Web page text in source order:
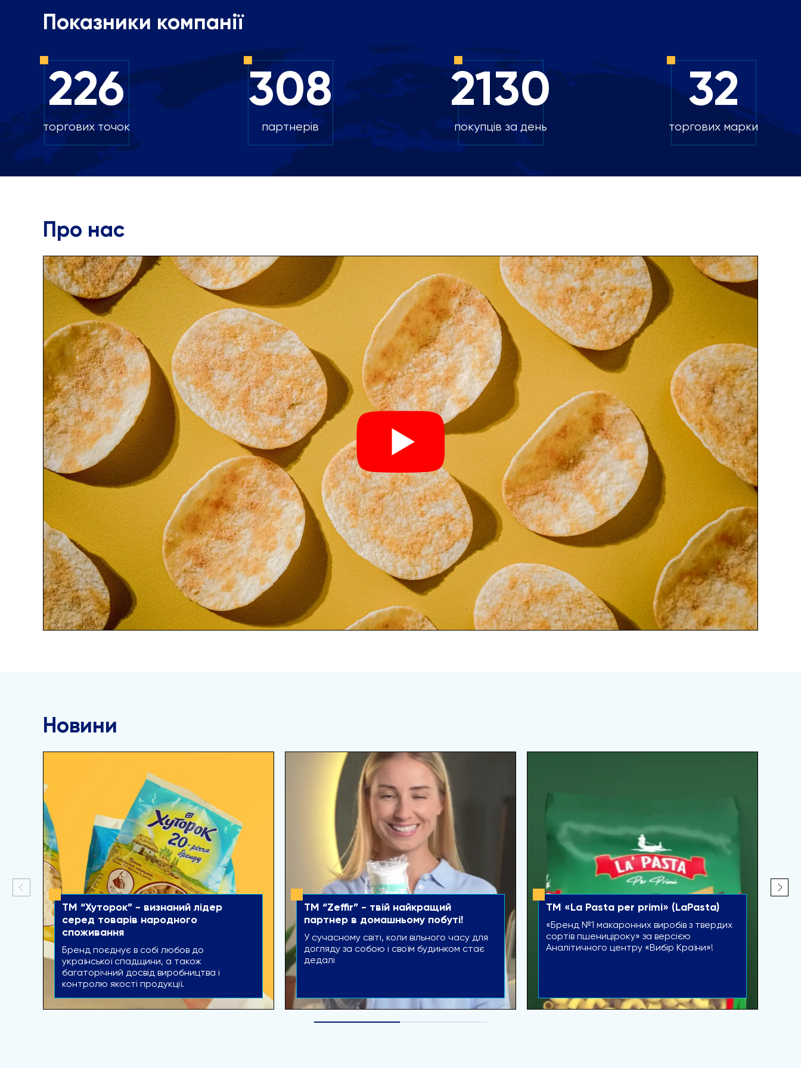
Показники компанії
226
торгових точок
308
партнерів
2130
покупців за день
32
торгових марки
Про нас
Новини
ТМ “Хуторок” - визнаний лідер
серед товарів народного
споживання
Бренд поєднує в собі любов до
української спадщини, а також
багаторічний досвід виробництва і
контролю якості продукції.
ТМ “Zeffir” - твій найкращий
партнер в домашньому побуті!
У сучасному світі, коли вільного часу для
догляду за собою і своїм будинком стає
дедалі
ТМ «La Pasta per primi» (LaPasta)
«Бренд №1 макаронних виробів з твердих
сортів пшениціроку» за версією
Аналітичного центру «Вибір Країни»!